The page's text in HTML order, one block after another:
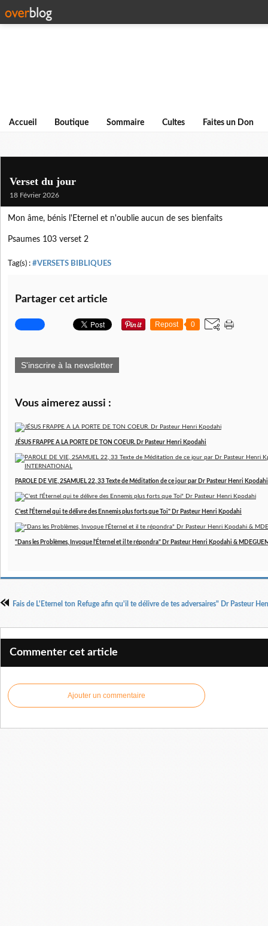
Accueil Boutique Sommaire Cultes Faites un Don
Verset du jour
18 Février 2026
Mon âme, bénis l'Eternel et n'oublie aucun de ses bienfaits
Psaumes 103 verset 2
Tag(s) : #VERSETS BIBLIQUES
Partager cet article
Repost 0
S'inscrire à la newsletter
Vous aimerez aussi :
JÉSUS FRAPPE A LA PORTE DE TON COEUR. Dr Pasteur Henri Kpodahi
PAROLE DE VIE, 2SAMUEL 22, 33 Texte de Méditation de ce jour par Dr Pasteur Henri
C'est l'Éternel qui te délivre des Ennemis plus forts que Toi" Dr Pasteur Henri Kpodahi
"Dans les Problèmes, Invoque l'Éternel et il te répondra" Dr Pasteur Henri Kpodahi &
Fais de L'Eternel ton Refuge afin qu'il te délivre de tes adversaires" Dr Pasteur
Commenter cet article
Ajouter un commentaire